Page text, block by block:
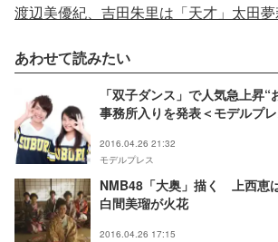
あわせて読みたい
「双子ダンス」で人気急上昇
事務所入りを発表＜モデルプ
2016.04.26 21:32
モデルプレス
NMB48「大奥」描く 上西恵
白間美瑠が火花
2016.04.26 17:15